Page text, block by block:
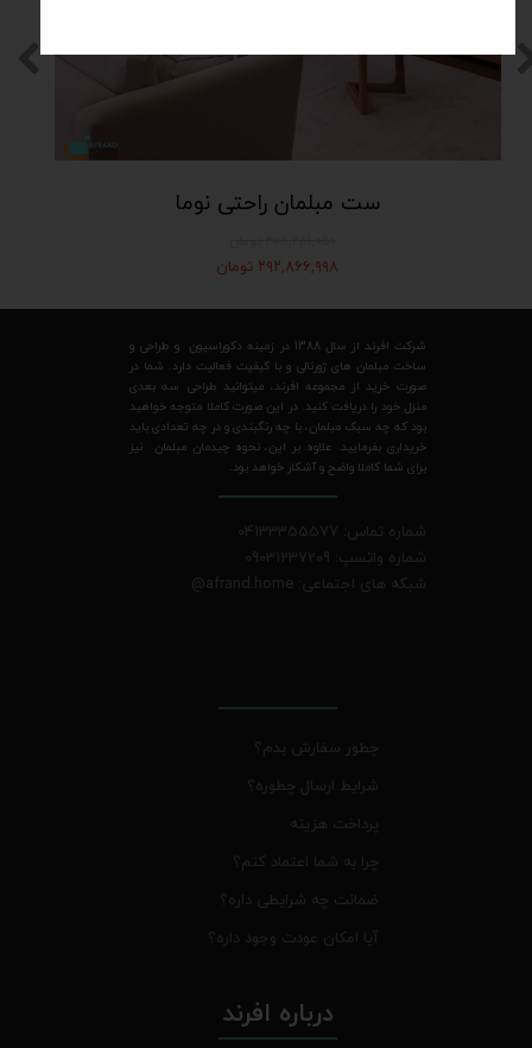
ست مبلمان راحتی نوما
۲۹۲,۸۶۶,۹۹۸ تومان
شرکت افرند از سال 1388 در زمینه دکوراسیون و طراحی و
ساخت مبلمان های ژورنالی و با کیفیت فعالیت دارد. شما در
صورت خرید از مجموعه افرند، میتوانید طراحی سه بعدی
منزل خود را دریافت کنید. در این صورت کاملا متوجه خواهید
بود که چه سبک مبلمان، با چه رنگبندی و در چه تعدادی باید
خریداری بفرمایید. علاوه بر این، نحوه چیدمان مبلمان نیز
برای شما کاملا واضح و آشکار خواهد بود.
شماره تماس: 04133355577
شماره واتسپ: 09031237209
شبکه های اجتماعی: afrand.home
@
چطور سفارش بدم؟
شرایط ارسال چطوره؟
پرداخت هزینه
چرا به شما اعتماد کنم؟
ضمانت چه شرایطی داره؟
آیا امکان عودت وجود داره؟
درباره افرند